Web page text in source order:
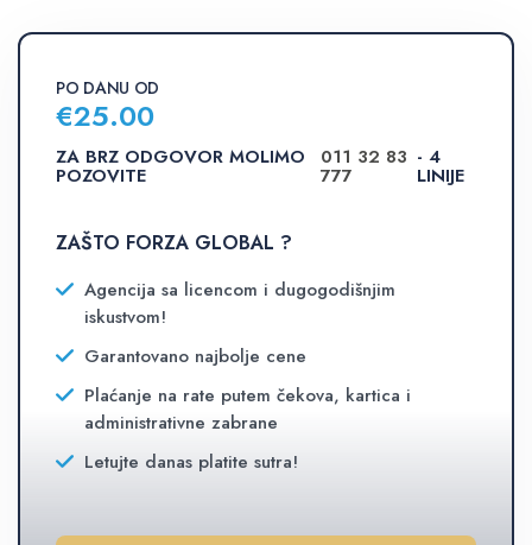
PO DANU OD
€25.00
ZA BRZ ODGOVOR MOLIMO
POZOVITE
011 32 83
777
- 4
LINIJE
ZAŠTO FORZA GLOBAL ?
Agencija sa licencom i dugogodišnjim
iskustvom!
Garantovano najbolje cene
Plaćanje na rate putem čekova, kartica i
administrativne zabrane
Letujte danas platite sutra!